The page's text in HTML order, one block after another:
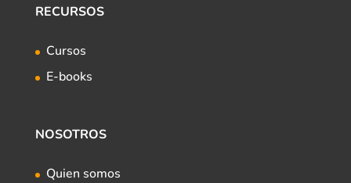
RECURSOS
Cursos
E-books
NOSOTROS
Quien somos